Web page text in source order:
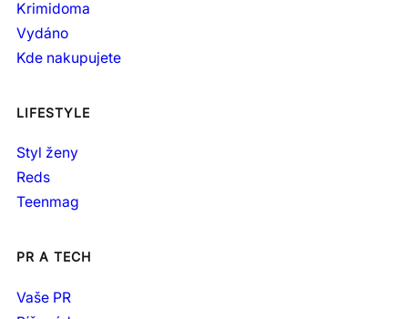
Krimidoma
Vydáno
Kde nakupujete
LIFESTYLE
Styl ženy
Reds
Teenmag
PR A TECH
Vaše PR